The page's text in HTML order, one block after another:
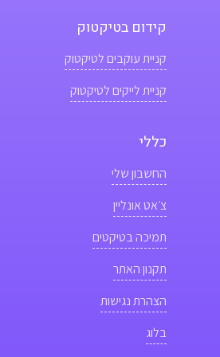
קידום בטיקטוק
קניית עוקבים לטיקטוק
קניית לייקים לטיקטוק
כללי
החשבון שלי
צ׳אט אונליין
תמיכה בטיקטים
תקנון האתר
הצהרת נגישות
בלוג